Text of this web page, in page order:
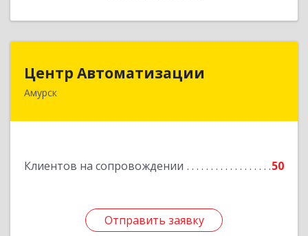
Центр Автоматизации
Амурск
Клиентов на сопровождении 50
Отправить заявку
682640, Хабаровский край, Амурск г, Мира пр-
Отправить заявку